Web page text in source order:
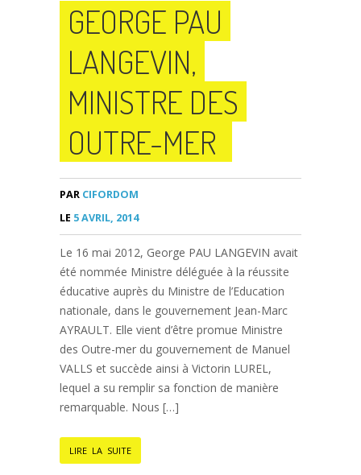
GEORGE PAU
LANGEVIN,
MINISTRE DES
OUTRE-MER
PAR CIFORDOM
LE 5 AVRIL, 2014
Le 16 mai 2012, George PAU LANGEVIN avait
été nommée Ministre déléguée à la réussite
éducative auprès du Ministre de l’Education
nationale, dans le gouvernement Jean-Marc
AYRAULT. Elle vient d’être promue Ministre
des Outre-mer du gouvernement de Manuel
VALLS et succède ainsi à Victorin LUREL,
lequel a su remplir sa fonction de manière
remarquable. Nous […]
LIRE LA SUITE